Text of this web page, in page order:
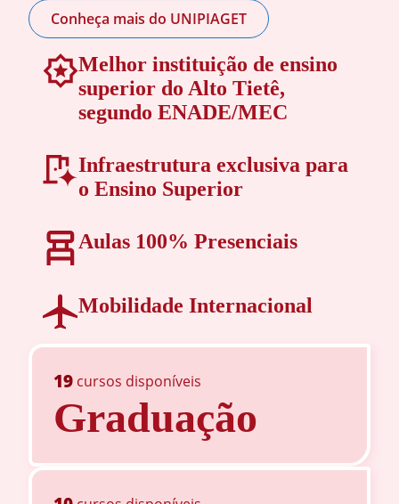
Conheça mais do UNIPIAGET
Melhor instituição de ensino
superior do Alto Tietê,
segundo ENADE/MEC
Infraestrutura exclusiva para
o Ensino Superior
Aulas 100% Presenciais
Mobilidade Internacional
19 cursos disponíveis
Graduação